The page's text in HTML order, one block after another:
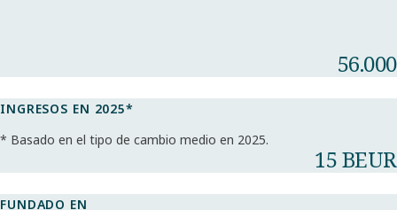
56.000
INGRESOS EN 2025*​
15 BEUR
* Basado en el tipo de cambio medio en 2025.​
FUNDADO EN